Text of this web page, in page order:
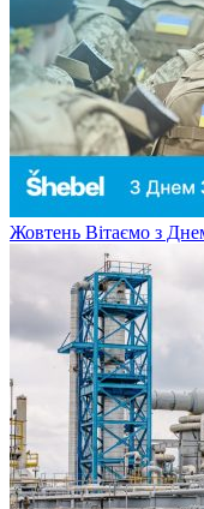
Жовтень Вітаємо з